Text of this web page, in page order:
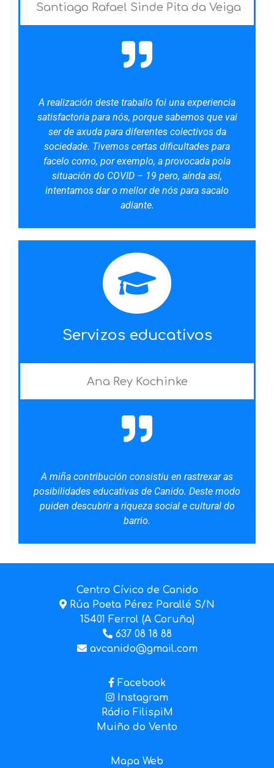
Santiago Rafael Sinde Pita da Veiga
A realización deste traballo foi una experiencia
satisfactoria para nós, porque sabemos que vai
ser de axuda para diferentes colectivos da
sociedade. Tivemos certas dificultades para
facelo como, por exemplo, a provocada pola
situación do COVID – 19 pero, aínda así,
intentamos dar o mellor de nós para sacalo
adiante.
Servizos educativos
Ana Rey Kochinke
A miña contribución consistiu en rastrexar as
posibilidades educativas de Canido. Deste modo
puiden descubrir a riqueza social e cultural do
barrio.
Centro Cívico de Canido
Rúa Poeta Pérez Parallé S/N
15401 Ferrol (A Coruña)
637 08 18 88
avcanido@gmail.com
Facebook
Instagram
Rádio FilispiM
Muiño do Vento
Mapa Web